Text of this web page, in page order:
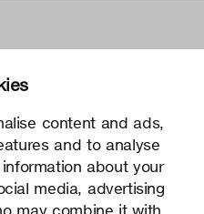
content and ads,
and to analyse
about your
media, advertising
may combine it with
tous les droits de